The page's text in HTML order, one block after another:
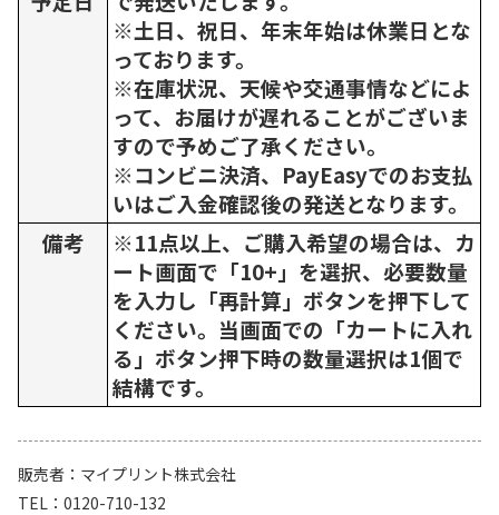
※土日、祝日、年末年始は休業日とな
っております。
※在庫状況、天候や交通事情などによ
って、お届けが遅れることがございま
すので予めご了承ください。
※コンビニ決済、PayEasyでのお支払
いはご入金確認後の発送となります。
備考
※11点以上、ご購入希望の場合は、カ
ート画面で「10+」を選択、必要数量
を入力し「再計算」ボタンを押下して
ください。当画面での「カートに入れ
る」ボタン押下時の数量選択は1個で
結構です。
販売者
マイプリント株式会社
TEL
0120-710-132